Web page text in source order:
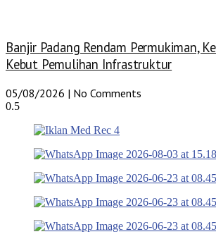
Banjir Padang Rendam Permukiman,
Kebut Pemulihan Infrastruktur
05/08/2026 No Comments